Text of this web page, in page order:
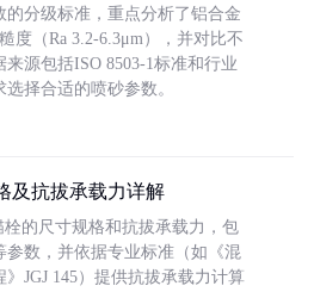
分级标准，重点分析了铝合金
度（Ra 3.2-6.3μm），并对比不
源包括ISO 8503-1标准和行业
择合适的喷砂参数。
及抗拔承载力详解
的尺寸规格和抗拔承载力，包
参数，并依据专业标准（如《混
JGJ 145）提供抗拔承载力计算